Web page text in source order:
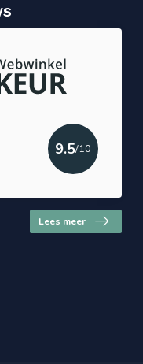
9.5/10
Lees meer